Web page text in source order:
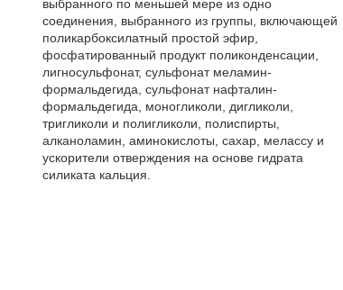
выбранного по меньшей мере из одно
соединения, выбранного из группы, включающей
поликарбоксилатный простой эфир,
фосфатированный продукт поликонденсации,
лигносульфонат, сульфонат меламин-
формальдегида, сульфонат нафталин-
формальдегида, моногликоли, дигликоли,
тригликоли и полигликоли, полиспирты,
алканоламин, аминокислоты, сахар, мелассу и
ускорители отверждения на основе гидрата
силиката кальция.